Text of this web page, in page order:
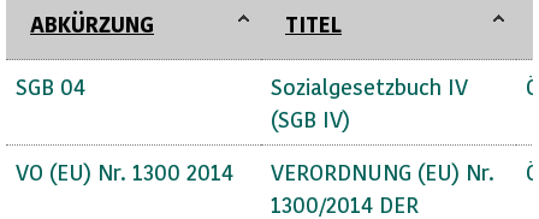
ABKÜRZUNG TITEL
SGB 04
Sozialgesetzbuch IV
(SGB IV)
VO (EU) Nr. 1300 2014
VERORDNUNG (EU) Nr.
1300/2014 DER